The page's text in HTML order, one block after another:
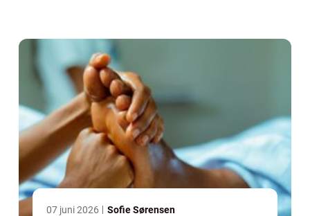
07 juni 2026 Sofie Sørensen